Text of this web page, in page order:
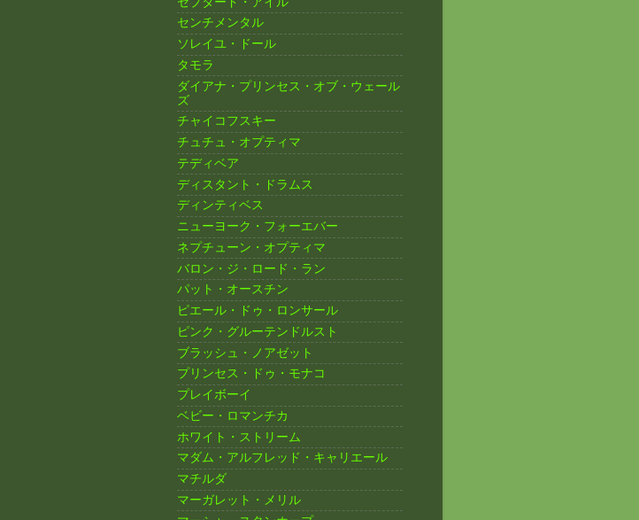
センチメンタル
ソレイユ・ドール
タモラ
ダイアナ・プリンセス・オブ・ウェール
ズ
チャイコフスキー
チュチュ・オプティマ
テディベア
ディスタント・ドラムス
ディンティベス
ニューヨーク・フォーエバー
ネプチューン・オプティマ
バロン・ジ・ロード・ラン
パット・オースチン
ピエール・ドゥ・ロンサール
ピンク・グルーテンドルスト
ブラッシュ・ノアゼット
プリンセス・ドゥ・モナコ
プレイボーイ
ベビー・ロマンチカ
ホワイト・ストリーム
マダム・アルフレッド・キャリエール
マチルダ
マーガレット・メリル